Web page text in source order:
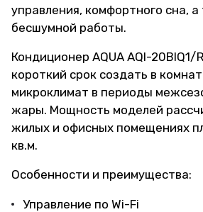
управления, комфортного сна,
бесшумной работы.
Кондиционер AQUA AQI-20BIQ1/
короткий срок создать в
микроклимат в периоды
жары. Мощность моделей
жилых и офисных помещениях
кв.м.
Особенности и преимущества:
Управление по Wi-Fi